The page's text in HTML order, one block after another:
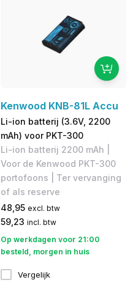
Kenwood KNB-81L Accu
Li-ion batterij (3.6V, 2200
mAh) voor PKT-300
Li-ion batterij 2200 mAh |
Voor de Kenwood PKT-300
portofoons | Ter vervanging
of als reserve
48,95 excl. btw
59,23 incl. btw
Op werkdagen voor 21:00
besteld, morgen in huis
Vergelijk